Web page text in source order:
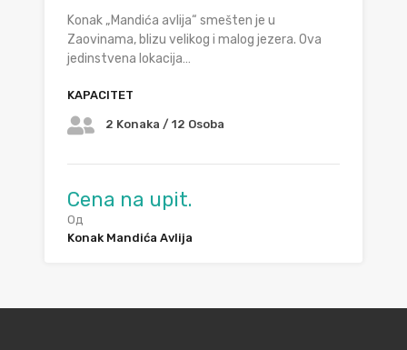
Konak „Mandića avlija“ smešten je u
Zaovinama, blizu velikog i malog jezera. Ova
jedinstvena lokacija…
KAPACITET
2 Konaka / 12 Osoba
Cena na upit.
Од
Konak Mandića Avlija